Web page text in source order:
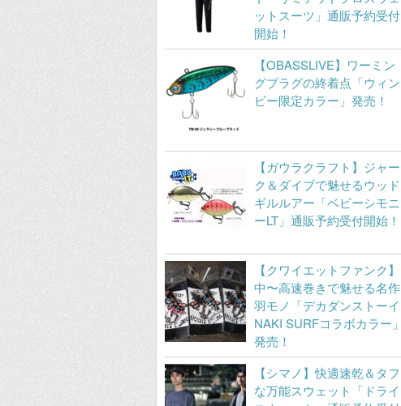
ットスーツ」通販予約受付
開始！
【OBASSLIVE】ワーミン
グプラグの終着点「ウィン
ビー限定カラー」発売！
【ガウラクラフト】ジャー
ク＆ダイブで魅せるウッド
ギルルアー「ベビーシモニ
ーLT」通販予約受付開始！
【クワイエットファンク】
中〜高速巻きで魅せる名作
羽モノ「デカダンストーイ
NAKI SURFコラボカラー」
発売！
【シマノ】快適速乾＆タフ
な万能スウェット「ドライ